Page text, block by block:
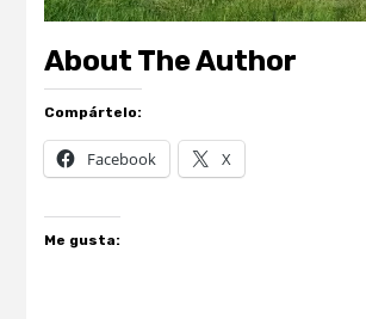
About The Author
Compártelo:
Facebook X
Me gusta: